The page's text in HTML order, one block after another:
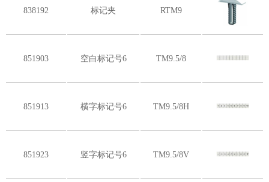
838192 标记夹 RTM9
851903 空白标记号6 TM9.5/8
851913 横字标记号6 TM9.5/8H
851923 竖字标记号6 TM9.5/8V